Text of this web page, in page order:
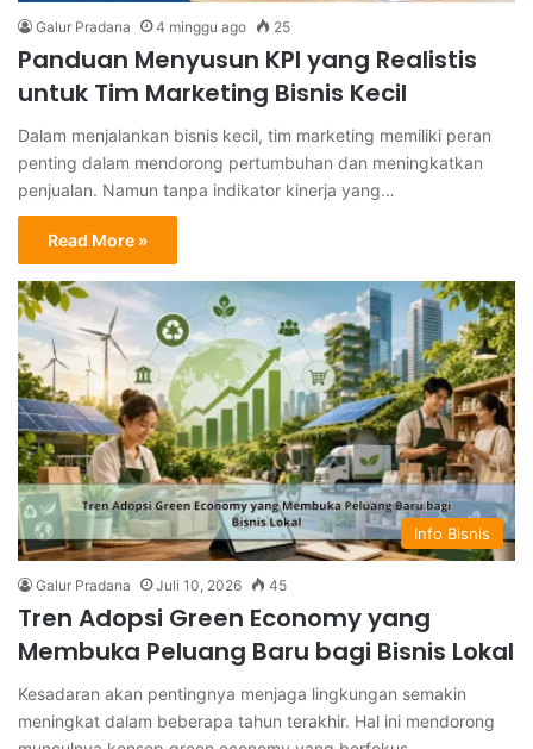
Galur Pradana 4 minggu ago 25
Panduan Menyusun KPI yang Realistis
untuk Tim Marketing Bisnis Kecil
Dalam menjalankan bisnis kecil, tim marketing memiliki peran
penting dalam mendorong pertumbuhan dan meningkatkan
penjualan. Namun tanpa indikator kinerja yang…
Read More »
Info Bisnis
Galur Pradana Juli 10, 2026 45
Tren Adopsi Green Economy yang
Membuka Peluang Baru bagi Bisnis Lokal
Kesadaran akan pentingnya menjaga lingkungan semakin
meningkat dalam beberapa tahun terakhir. Hal ini mendorong